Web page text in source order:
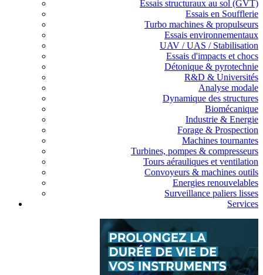
Essais structuraux au sol (GVT)
Essais en Soufflerie
Turbo machines & propulseurs
Essais environnementaux
UAV / UAS / Stabilisation
Essais d'impacts et chocs
Détonique & pyrotechnie
R&D & Universités
Analyse modale
Dynamique des structures
Biomécanique
Industrie & Energie
Forage & Prospection
Machines tournantes
Turbines, pompes & compresseurs
Tours aérauliques et ventilation
Convoyeurs & machines outils
Energies renouvelables
Surveillance paliers lisses
Services